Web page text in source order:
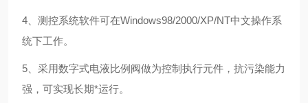
4 、测控系统软件可在Windows98/2000/XP/NT中文操作系
统下工作。
5 、采用数字式电液比例阀做为控制执行元件，抗污染能力
强，可实现长期*运行。